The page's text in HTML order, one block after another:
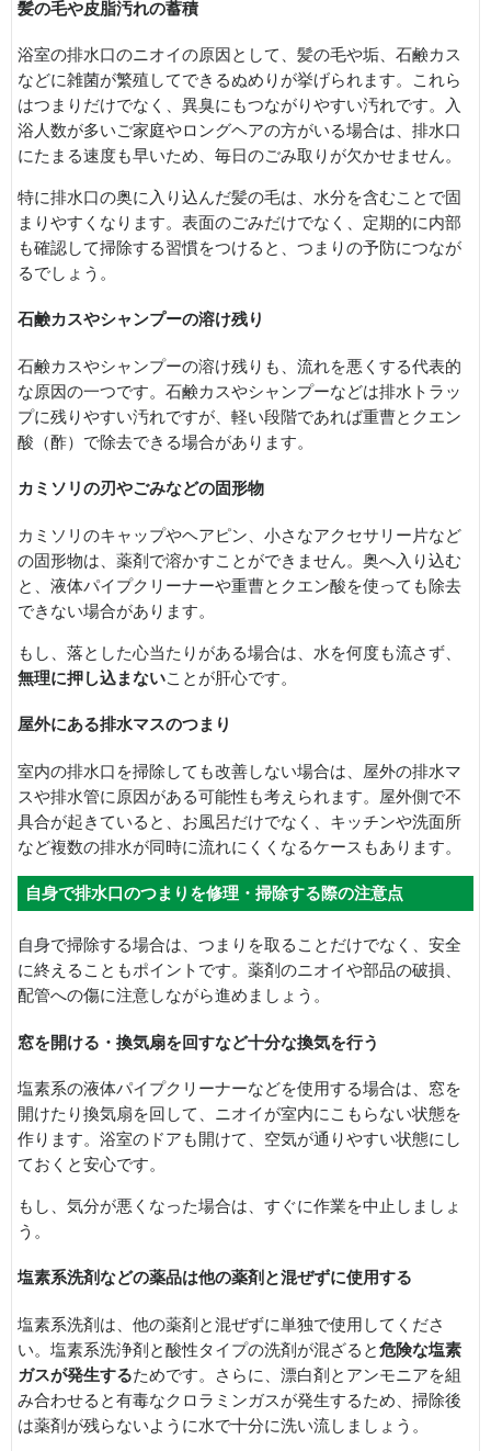
髪の毛や皮脂汚れの蓄積
浴室の排水口のニオイの原因として、髪の毛や垢、石鹸カス
などに雑菌が繁殖してできるぬめりが挙げられます。これら
はつまりだけでなく、異臭にもつながりやすい汚れです。入
浴人数が多いご家庭やロングヘアの方がいる場合は、排水口
にたまる速度も早いため、毎日のごみ取りが欠かせません。
特に排水口の奥に入り込んだ髪の毛は、水分を含むことで固
まりやすくなります。表面のごみだけでなく、定期的に内部
も確認して掃除する習慣をつけると、つまりの予防につなが
るでしょう。
石鹸カスやシャンプーの溶け残り
石鹸カスやシャンプーの溶け残りも、流れを悪くする代表的
な原因の一つです。石鹸カスやシャンプーなどは排水トラッ
プに残りやすい汚れですが、軽い段階であれば重曹とクエン
酸（酢）で除去できる場合があります。
カミソリの刃やごみなどの固形物
カミソリのキャップやヘアピン、小さなアクセサリー片など
の固形物は、薬剤で溶かすことができません。奥へ入り込む
と、液体パイプクリーナーや重曹とクエン酸を使っても除去
できない場合があります。
もし、落とした心当たりがある場合は、水を何度も流さず、
無理に押し込まないことが肝心です。
屋外にある排水マスのつまり
室内の排水口を掃除しても改善しない場合は、屋外の排水マ
スや排水管に原因がある可能性も考えられます。屋外側で不
具合が起きていると、お風呂だけでなく、キッチンや洗面所
など複数の排水が同時に流れにくくなるケースもあります。
自身で排水口のつまりを修理・掃除する際の注意点
自身で掃除する場合は、つまりを取ることだけでなく、安全
に終えることもポイントです。薬剤のニオイや部品の破損、
配管への傷に注意しながら進めましょう。
窓を開ける・換気扇を回すなど十分な換気を行う
塩素系の液体パイプクリーナーなどを使用する場合は、窓を
開けたり換気扇を回して、ニオイが室内にこもらない状態を
作ります。浴室のドアも開けて、空気が通りやすい状態にし
ておくと安心です。
もし、気分が悪くなった場合は、すぐに作業を中止しましょ
う。
塩素系洗剤などの薬品は他の薬剤と混ぜずに使用する
塩素系洗剤は、他の薬剤と混ぜずに単独で使用してくださ
い。塩素系洗浄剤と酸性タイプの洗剤が混ざると危険な塩素
ガスが発生するためです。さらに、漂白剤とアンモニアを組
み合わせると有毒なクロラミンガスが発生するため、掃除後
は薬剤が残らないように水で十分に洗い流しましょう。